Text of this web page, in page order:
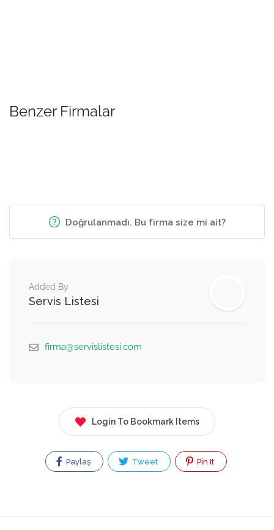
Benzer Firmalar
Doğrulanmadı. Bu firma size mi ait?
Added By
Servis Listesi
firma@servislistesi.com
Login To Bookmark Items
Paylaş Tweet Pin It